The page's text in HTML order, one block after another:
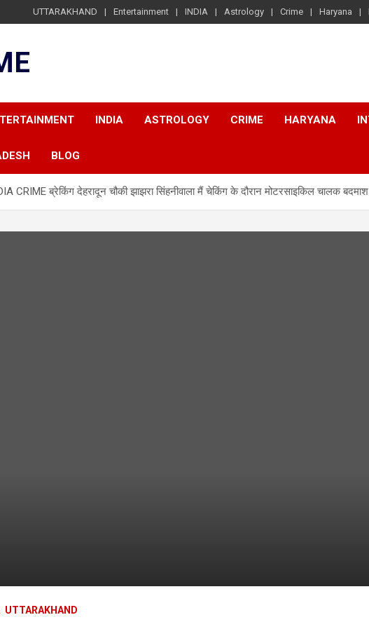
UTTARAKHAND Entertainment INDIA Astrology Crime Haryana
INDIA ASTROLOGY CRIME HARYANA
BLOG
CRIME ब्रेकिंग देहरादून चौकी झाझरा सिंहनीवाला मैं चेकिंग के दौरान मोटरसाइकिल चालक बदमाश
UTTARAKHAND